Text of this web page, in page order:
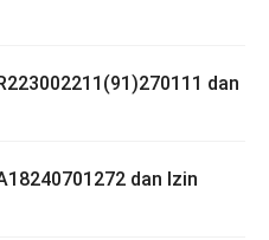
dan
dan Izin